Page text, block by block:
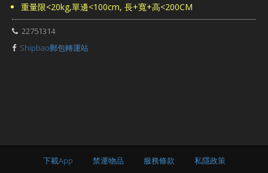
重量限<20kg,單邊<100cm, 長+寬+高<200CM
22751314
Shipbao郵包轉運站
下載App 禁運物品 服務條款 私隱政策